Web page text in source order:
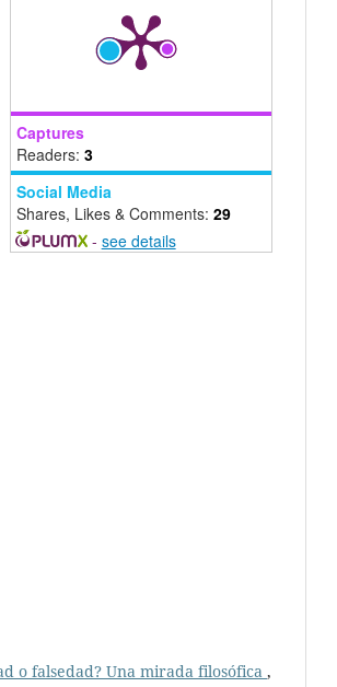
Captures
Readers: 3
Social Media
Shares, Likes & Comments: 29
- see details
o falsedad? Una mirada filosófica ,